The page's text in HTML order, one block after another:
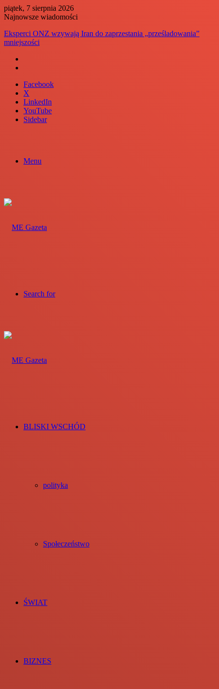
piątek, 7 sierpnia 2026
Najnowsze wiadomości
Eksperci ONZ wzywają Iran do zaprzestania „prześladowania”
mniejszości
Facebook
X
LinkedIn
YouTube
Sidebar
Menu
Search for
BLISKI WSCHÓD
polityka
Społeczeństwo
ŚWIAT
BIZNES